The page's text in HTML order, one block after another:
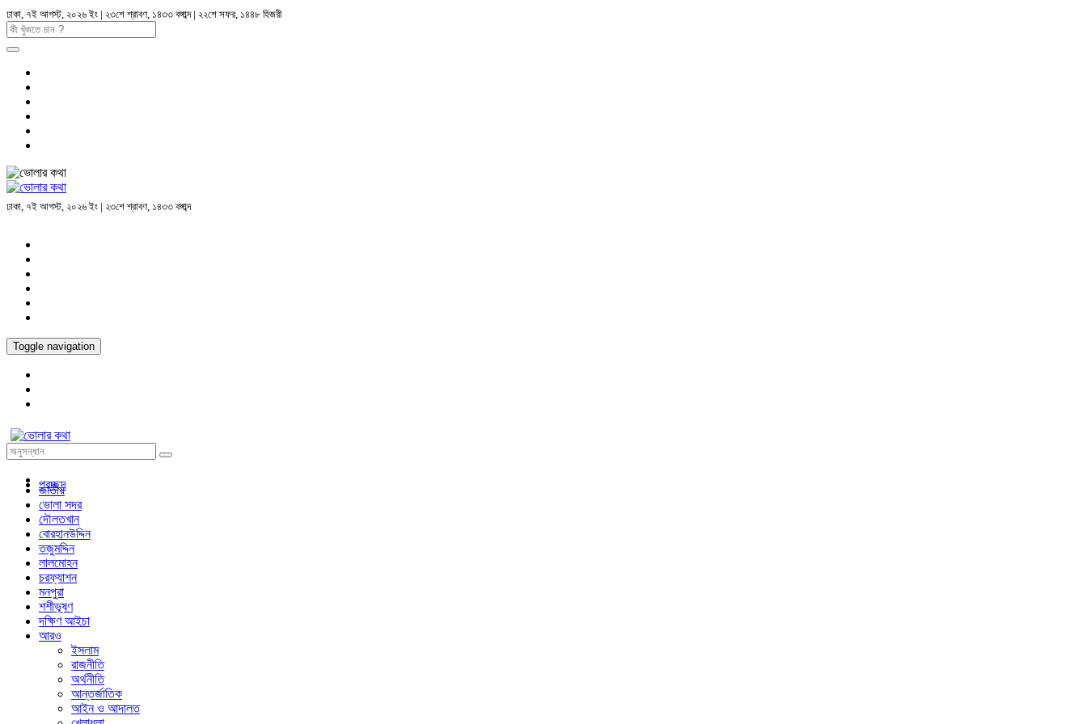
ঢাকা, ৭ই আগস্ট, ২০২৬ ইং | ২৩শে শ্রাবণ, ১৪৩৩ বঙ্গাব্দ | ২২শে সফর, ১৪৪৮ হিজরী
ঢাকা, ৭ই আগস্ট, ২০২৬ ইং | ২৩শে শ্রাবণ, ১৪৩৩ বঙ্গাব্দ
Toggle navigation
প্রচ্ছদ
জাতীয়
ভোলা সদর
দৌলতখান
বোরহানউদ্দিন
তজুমদ্দিন
লালমোহন
চরফ্যাশন
মনপুরা
শশীভূষণ
দক্ষিণ আইচা
আরও
ইসলাম
রাজনীতি
অর্থনীতি
আন্তর্জাতিক
আইন ও আদালত